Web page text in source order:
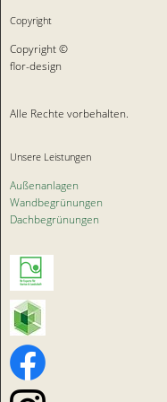
Copyright
Copyright ©
flor-design
Alle Rechte vorbehalten.
Unsere Leistungen
Außenanlagen
Wandbegrünungen
Dachbegrünungen